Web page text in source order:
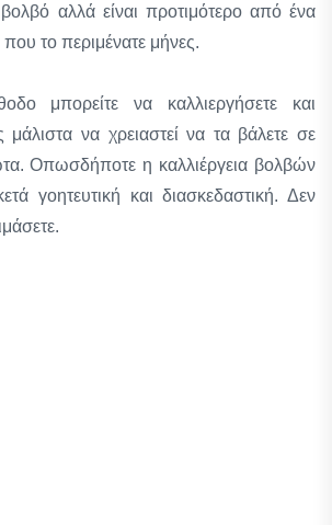
αλλά είναι προτιμότερο από ένα
το περιμένατε μήνες.
μπορείτε να καλλιεργήσετε και
μάλιστα να χρειαστεί να τα βάλετε σε
Οπωσδήποτε η καλλιέργεια βολβών
γοητευτική και διασκεδαστική. Δεν